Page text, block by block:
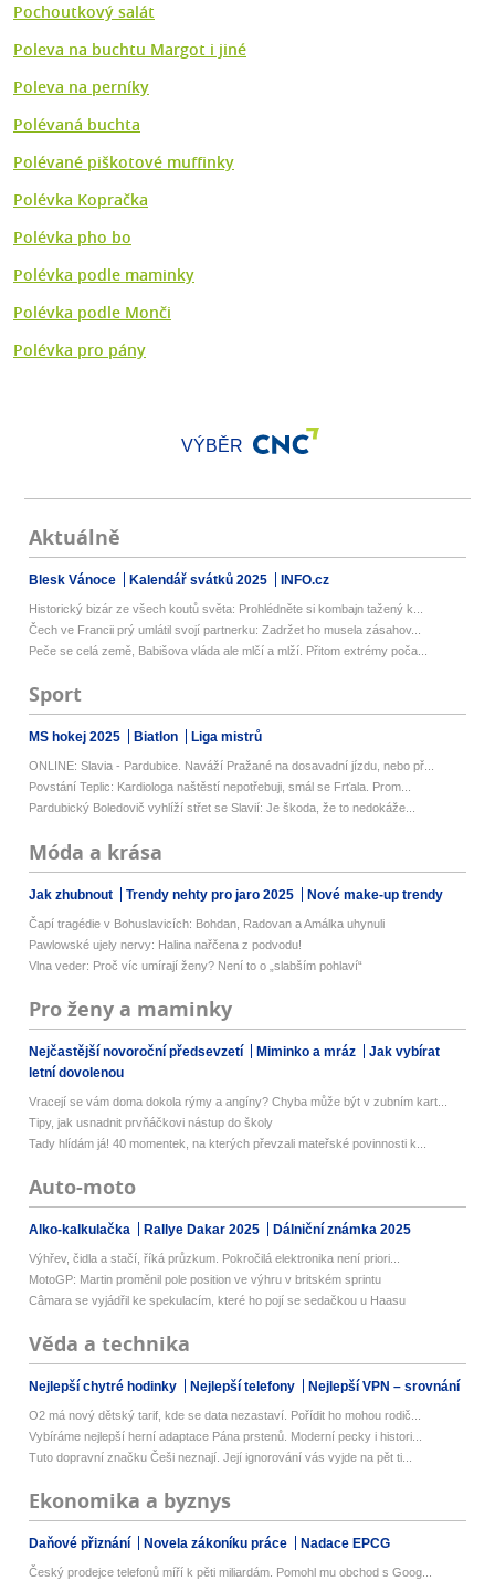
Pochoutkový salát
Poleva na buchtu Margot i jiné
Poleva na perníky
Polévaná buchta
Polévané piškotové muffinky
Polévka Kopračka
Polévka pho bo
Polévka podle maminky
Polévka podle Monči
Polévka pro pány
VÝBĚR
Aktuálně
Blesk Vánoce Kalendář svátků 2025 INFO.cz
Historický bizár ze všech koutů světa: Prohlédněte si kombajn tažený k...
Čech ve Francii prý umlátil svojí partnerku: Zadržet ho musela zásahov...
Peče se celá země, Babišova vláda ale mlčí a mlží. Přitom extrémy poča...
Sport
MS hokej 2025 Biatlon Liga mistrů
ONLINE: Slavia - Pardubice. Naváží Pražané na dosavadní jízdu, nebo př...
Povstání Teplic: Kardiologa naštěstí nepotřebuji, smál se Frťala. Prom...
Pardubický Boledovič vyhlíží střet se Slavií: Je škoda, že to nedokáže...
Móda a krása
Jak zhubnout Trendy nehty pro jaro 2025 Nové make-up trendy
Čapí tragédie v Bohuslavicích: Bohdan, Radovan a Amálka uhynuli
Pawlowské ujely nervy: Halina nařčena z podvodu!
Vlna veder: Proč víc umírají ženy? Není to o „slabším pohlaví“
Pro ženy a maminky
Nejčastější novoroční předsevzetí Miminko a mráz
Jak vybírat
letní dovolenou
Vracejí se vám doma dokola rýmy a angíny? Chyba může být v zubním kart...
Tipy, jak usnadnit prvňáčkovi nástup do školy
Tady hlídám já! 40 momentek, na kterých převzali mateřské povinnosti k...
Auto-moto
Alko-kalkulačka Rallye Dakar 2025 Dálniční známka 2025
Výhřev, čidla a stačí, říká průzkum. Pokročilá elektronika není priori...
MotoGP: Martin proměnil pole position ve výhru v britském sprintu
Câmara se vyjádřil ke spekulacím, které ho pojí se sedačkou u Haasu
Věda a technika
Nejlepší chytré hodinky Nejlepší telefony Nejlepší VPN – srovnání
O2 má nový dětský tarif, kde se data nezastaví. Pořídit ho mohou rodič...
Vybíráme nejlepší herní adaptace Pána prstenů. Moderní pecky i histori...
Tuto dopravní značku Češi neznají. Její ignorování vás vyjde na pět ti...
Ekonomika a byznys
Daňové přiznání Novela zákoníku práce Nadace EPCG
Český prodejce telefonů míří k pěti miliardám. Pomohl mu obchod s Goog...